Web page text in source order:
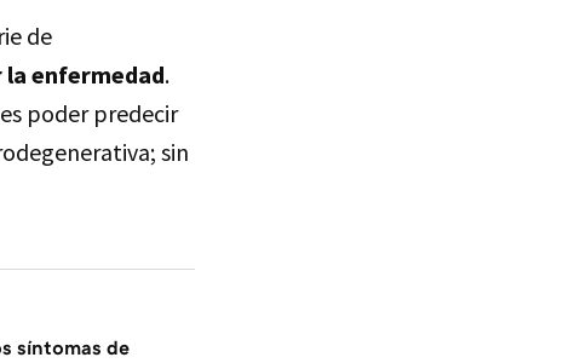
de
la enfermedad.
poder predecir
sin
síntomas de